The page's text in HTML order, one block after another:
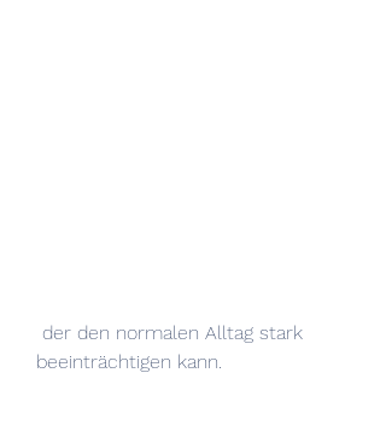
beeinträchtigen kann.